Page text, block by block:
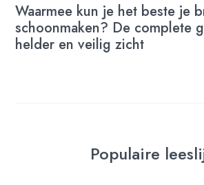
Waarmee kun je het beste je
schoonmaken? De complete
helder en veilig zicht
Populaire